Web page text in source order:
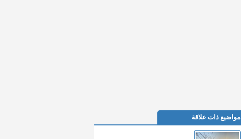
مواضيع ذات علاقة